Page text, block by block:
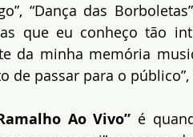
“Dança das
que eu conheço tão
da minha memória
de passar para o
Ao Vivo” é